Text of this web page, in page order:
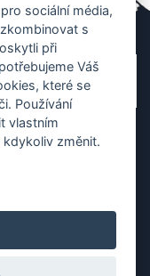
sociální média,
s
při
Váš
které se
Používání
vlastním
kdykoliv změnit.